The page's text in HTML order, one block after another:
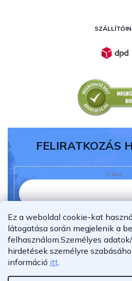
Ez a weboldal cookie-kat
látogatása során megjelenik a
felhasználom.Személyes
hirdetések személyre
információ itt.
FELIRATKOZÁS
E-MAIL
Elolvastam és
Feliratkozás